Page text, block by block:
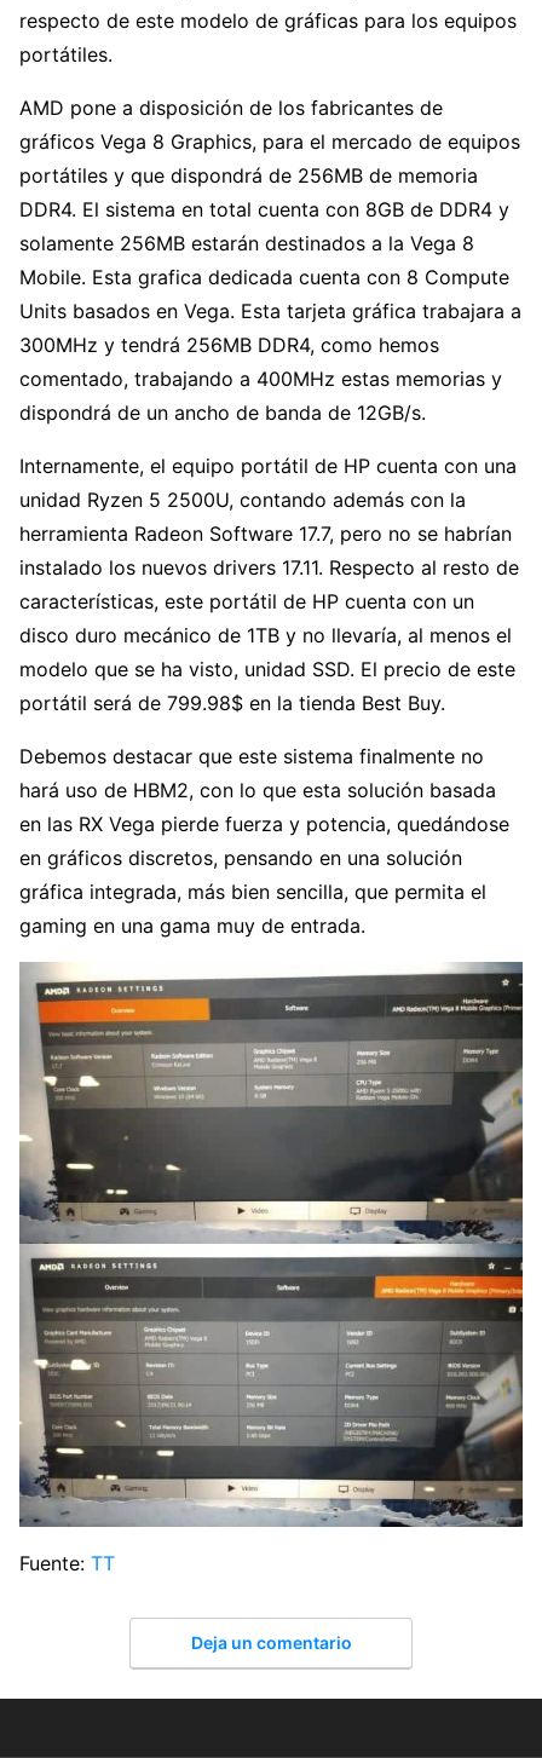
respecto de este modelo de gráficas para los equipos
portátiles.
AMD pone a disposición de los fabricantes de
gráficos Vega 8 Graphics, para el mercado de equipos
portátiles y que dispondrá de 256MB de memoria
DDR4. El sistema en total cuenta con 8GB de DDR4 y
solamente 256MB estarán destinados a la Vega 8
Mobile. Esta grafica dedicada cuenta con 8 Compute
Units basados en Vega. Esta tarjeta gráfica trabajara a
300MHz y tendrá 256MB DDR4, como hemos
comentado, trabajando a 400MHz estas memorias y
dispondrá de un ancho de banda de 12GB/s.
Internamente, el equipo portátil de HP cuenta con una
unidad Ryzen 5 2500U, contando además con la
herramienta Radeon Software 17.7, pero no se habrían
instalado los nuevos drivers 17.11. Respecto al resto de
características, este portátil de HP cuenta con un
disco duro mecánico de 1TB y no llevaría, al menos el
modelo que se ha visto, unidad SSD. El precio de este
portátil será de 799.98$ en la tienda Best Buy.
Debemos destacar que este sistema finalmente no
hará uso de HBM2, con lo que esta solución basada
en las RX Vega pierde fuerza y potencia, quedándose
en gráficos discretos, pensando en una solución
gráfica integrada, más bien sencilla, que permita el
gaming en una gama muy de entrada.
Fuente: TT
Deja un comentario